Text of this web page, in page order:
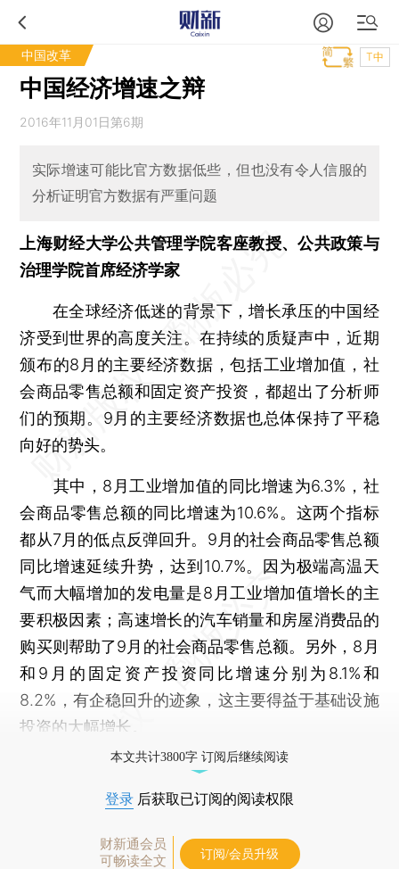
中国改革 T中
中国经济增速之辩
2016年11月01日第6期
实际增速可能比官方数据低些，但也没有令人信服的
分析证明官方数据有严重问题
上海财经大学公共管理学院客座教授、公共政策与
治理学院首席经济学家
在全球经济低迷的背景下，增长承压的中国经
济受到世界的高度关注。在持续的质疑声中，近期
颁布的8月的主要经济数据，包括工业增加值，社
会商品零售总额和固定资产投资，都超出了分析师
们的预期。9月的主要经济数据也总体保持了平稳
向好的势头。
其中，8月工业增加值的同比增速为6.3%，社
会商品零售总额的同比增速为10.6%。这两个指标
都从7月的低点反弹回升。9月的社会商品零售总额
同比增速延续升势，达到10.7%。因为极端高温天
气而大幅增加的发电量是8月工业增加值增长的主
要积极因素；高速增长的汽车销量和房屋消费品的
购买则帮助了9月的社会商品零售总额。另外，8月
和9月的固定资产投资同比增速分别为8.1%和
8.2%，有企稳回升的迹象，这主要得益于基础设施
投资的大幅增长。
本文共计3800字 订阅后继续阅读
登录 后获取已订阅的阅读权限
财新通会员
可畅读全文
订阅/会员升级